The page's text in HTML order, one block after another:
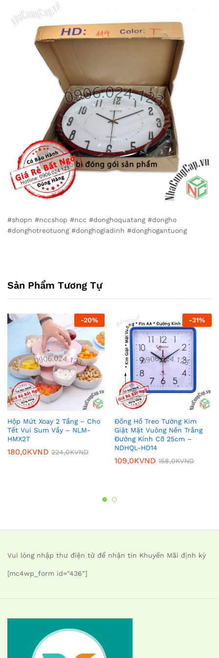
#shopn #nccshop #ncc #donghoquatang #dongho
#donghotreotuong #donghogiadinh #donghogantuong
Sản Phẩm Tương Tự
-20%
Hộp Mứt Xoay 2 Tầng – Cho
Tết Vui Sum Vầy – NLM-
HMX2T
180,0KVND 224,0KVND
-31%
Đồng Hồ Treo Tường Kim
Giật Mặt Vuông Nền Trắng
Đường Kính Cỡ 25cm –
NDHQL-HD14
109,0KVND 158,0KVND
Vui lòng nhập thư điện tử để nhận tin Khuyến Mãi định kỳ
[mc4wp_form id="436"]